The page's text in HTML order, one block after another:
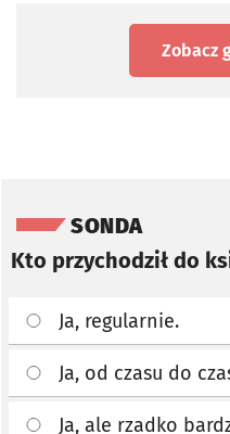
Zobacz
SONDA
Kto przychodził do
Ja, regularnie.
Ja, od czasu do
Ja, ale rzadko